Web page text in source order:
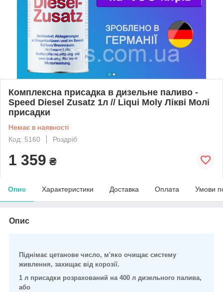
Комплексна присадка в дизельне паливо -
Speed Diesel Zusatz 1л // Liqui Moly Лікві Молі
присадки
Немає в наявності
Код: 5160
Роздріб
1 359 ₴
Опис Характеристики Доставка Оплата Умови
Опис
Піднімає цетанове число, м'яко очищає систему
живлення, захищає від корозії.
1 л присадки розрахований на 400 л дизельного палива,
або